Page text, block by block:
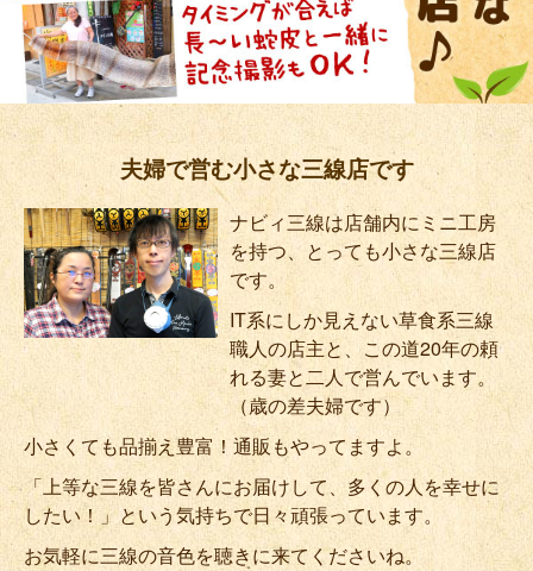
夫婦で営む小さな三線店です
ナビィ三線は店舗内にミニ工房
を持つ、とっても小さな三線店
です。
IT系にしか見えない草食系三線
職人の店主と、この道20年の頼
れる妻と二人で営んでいます。
（歳の差夫婦です）
小さくても品揃え豊富！通販もやってますよ。
「上等な三線を皆さんにお届けして、多くの人を幸せに
したい！」という気持ちで日々頑張っています。
お気軽に三線の音色を聴きに来てくださいね。